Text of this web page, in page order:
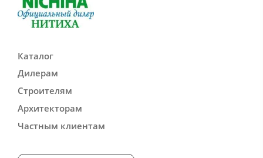
Каталог
Дилерам
Строителям
Архитекторам
Частным клиентам